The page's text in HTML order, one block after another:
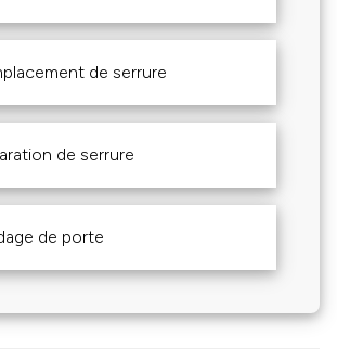
de serrure
de serrure
de porte